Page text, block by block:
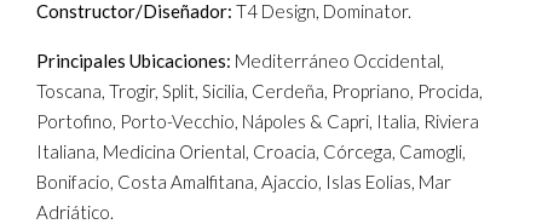
Constructor/Diseñador: T4 Design, Dominator.
Principales Ubicaciones: Mediterráneo Occidental,
Toscana, Trogir, Split, Sicilia, Cerdeña, Propriano, Procida,
Portofino, Porto-Vecchio, Nápoles & Capri, Italia, Riviera
Italiana, Medicina Oriental, Croacia, Córcega, Camogli,
Bonifacio, Costa Amalfitana, Ajaccio, Islas Eolias, Mar
Adriático.